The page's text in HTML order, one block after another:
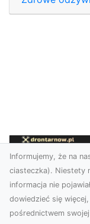
Informujemy, że na
ciasteczka). Niestety
informacja nie
dowiedzieć się
pośrednictwem